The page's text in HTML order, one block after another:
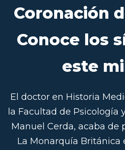
Coronación
Conoce los
este
El doctor en Historia
la Facultad de Psicología
Manuel Cerda, acaba de
La Monarquía Británica